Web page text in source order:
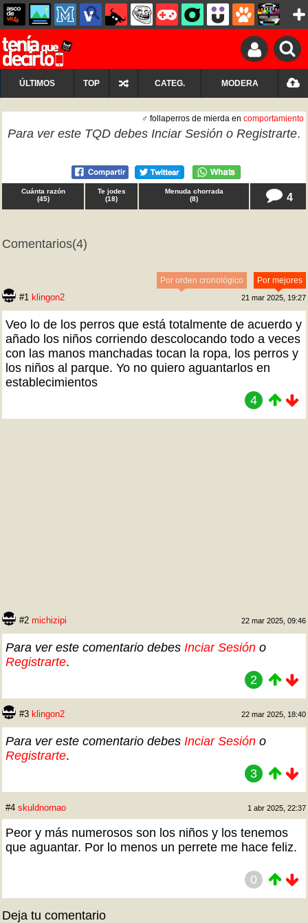
ÚLTIMOS TOP CATEG. MODERA
♂ follaperros de mierda en comportamiento
Para ver este TQD debes Inciar Sesión o Registrarte.
Cuánta razón
(45)
Te jodes
(18)
Menuda chorrada
(8) 4
Comentarios(4)
Por mejores
Por orden cronológico
#1 klingon2 21 mar 2025, 19:27
Veo lo de los perros que está totalmente de acuerdo y
añado los niños corriendo descolocando todo a veces
con las manos manchadas tocan la ropa, los perros y
los niños al parque. Yo no quiero aguantarlos en
establecimientos
4
#2 michizipi 22 mar 2025, 09:46
Para ver este comentario debes Inciar Sesión o
Registrarte.
2
#3 klingon2 22 mar 2025, 18:40
Para ver este comentario debes Inciar Sesión o
Registrarte.
3
#4 skuldnornao 1 abr 2025, 22:37
Peor y más numerosos son los niños y los tenemos
que aguantar. Por lo menos un perrete me hace feliz.
0
Deja tu comentario